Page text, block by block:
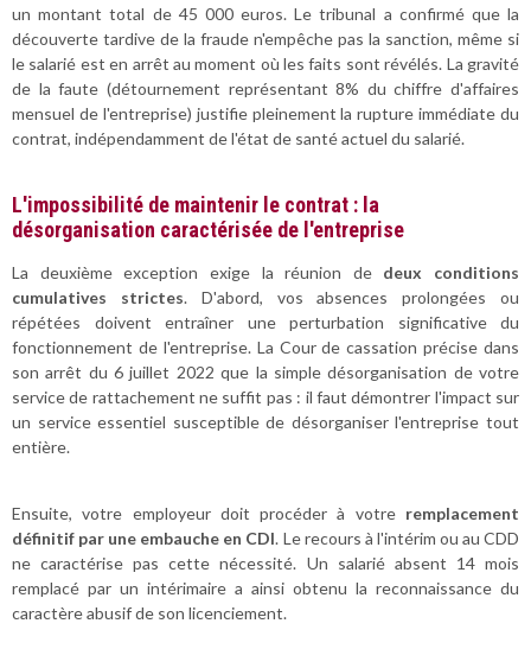
un montant total de 45 000 euros. Le tribunal a confirmé que la
découverte tardive de la fraude n'empêche pas la sanction, même si
le salarié est en arrêt au moment où les faits sont révélés. La gravité
de la faute (détournement représentant 8% du chiffre d'affaires
mensuel de l'entreprise) justifie pleinement la rupture immédiate du
contrat, indépendamment de l'état de santé actuel du salarié.
L'impossibilité de maintenir le contrat : la
désorganisation caractérisée de l'entreprise
La deuxième exception exige la réunion de deux conditions
cumulatives strictes. D'abord, vos absences prolongées ou
répétées doivent entraîner une perturbation significative du
fonctionnement de l'entreprise. La Cour de cassation précise dans
son arrêt du 6 juillet 2022 que la simple désorganisation de votre
service de rattachement ne suffit pas : il faut démontrer l'impact sur
un service essentiel susceptible de désorganiser l'entreprise tout
entière.
Ensuite, votre employeur doit procéder à votre remplacement
définitif par une embauche en CDI. Le recours à l'intérim ou au CDD
ne caractérise pas cette nécessité. Un salarié absent 14 mois
remplacé par un intérimaire a ainsi obtenu la reconnaissance du
caractère abusif de son licenciement.